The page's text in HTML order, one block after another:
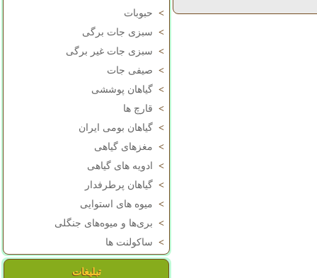
> حبوبات
> سبزی جات برگی
> سبزی جات غیر برگی
> صیفی جات
> گیاهان پوششی
> قارچ ها
> گیاهان بومی ایران
> مغزهای گیاهی
>
ادویه های گیاهی
> گیاهان پرطرفدار
> میوه های استوایی
> بری‌ها و میوه‌های جنگلی
> ساکولنت ها
تبلیغات